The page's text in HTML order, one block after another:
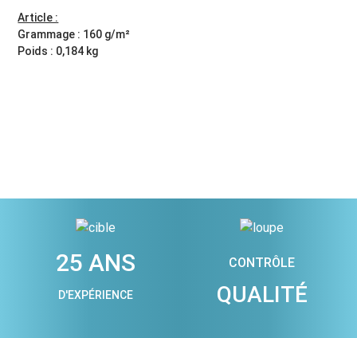
Article :
Grammage : 160 g/m²
Poids : 0,184 kg
25 ANS
D'EXPÉRIENCE
CONTRÔLE
QUALITÉ